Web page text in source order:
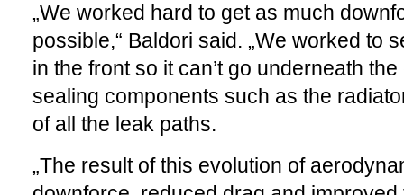
„We worked hard to get as much
possible,“ Baldori said. „We worked to
in the front so it can’t go underneath
sealing components such as the
of all the leak paths.
„The result of this evolution of